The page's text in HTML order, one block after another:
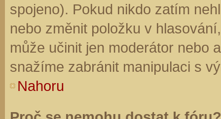
spojeno). Pokud nikdo zatím
nebo změnit položku v
může učinit jen moderátor nebo
snažíme zabránit manipulaci s
Nahoru